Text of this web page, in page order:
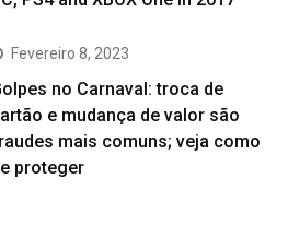
Fevereiro 8, 2023
no Carnaval: troca de
e mudança de valor são
mais comuns; veja como
proteger